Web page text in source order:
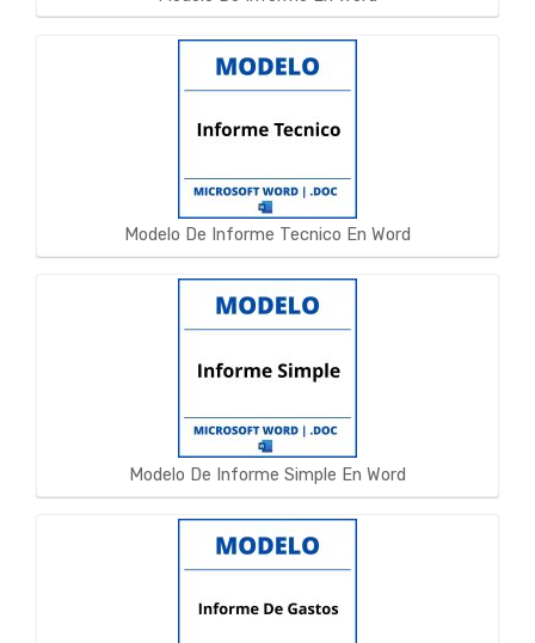
Modelo De Informe Tecnico En Word
Modelo De Informe Simple En Word